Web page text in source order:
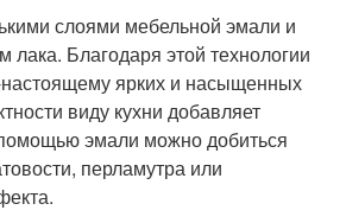
слоями мебельной эмали и
лака. Благодаря этой технологии
ярких и насыщенных
виду кухни добавляет
эмали можно добиться
перламутра или